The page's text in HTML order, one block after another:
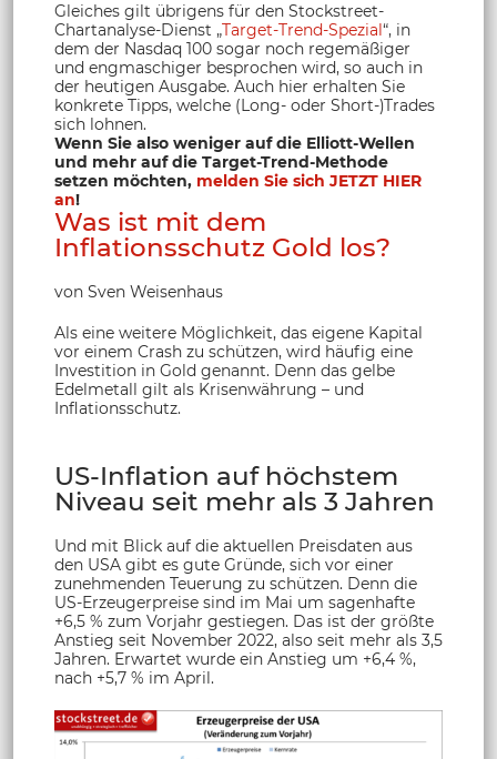
Gleiches gilt übrigens für den Stockstreet-
Chartanalyse-Dienst „Target-Trend-Spezial“, in
dem der Nasdaq 100 sogar noch regemäßiger
und engmaschiger besprochen wird, so auch in
der heutigen Ausgabe. Auch hier erhalten Sie
konkrete Tipps, welche (Long- oder Short-)Trades
sich lohnen.
Wenn Sie also weniger auf die Elliott-Wellen
und mehr auf die Target-Trend-Methode
setzen möchten, melden Sie sich JETZT HIER
an!
Was ist mit dem
Inflationsschutz Gold los?
von Sven Weisenhaus
Als eine weitere Möglichkeit, das eigene Kapital
vor einem Crash zu schützen, wird häufig eine
Investition in Gold genannt. Denn das gelbe
Edelmetall gilt als Krisenwährung – und
Inflationsschutz.
US-Inflation auf höchstem
Niveau seit mehr als 3 Jahren
Und mit Blick auf die aktuellen Preisdaten aus
den USA gibt es gute Gründe, sich vor einer
zunehmenden Teuerung zu schützen. Denn die
US-Erzeugerpreise sind im Mai um sagenhafte
+6,5 % zum Vorjahr gestiegen. Das ist der größte
Anstieg seit November 2022, also seit mehr als 3,5
Jahren. Erwartet wurde ein Anstieg um +6,4 %,
nach +5,7 % im April.